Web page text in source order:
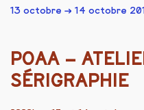
13 octobre → 14 octobre
POAA –
SÉRIGRAPHIE